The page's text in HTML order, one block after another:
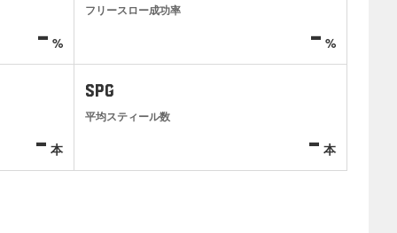
- %
フリースロー成功率
- %
- 本
SPG
平均スティール数
- 本